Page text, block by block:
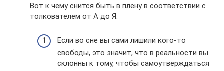
Вот к чему снится быть в плену в соответствии с
толкователем от А до Я:
Если во сне вы сами лишили кого-то
свободы, это значит, что в реальности вы
склонны к тому, чтобы самоутверждаться